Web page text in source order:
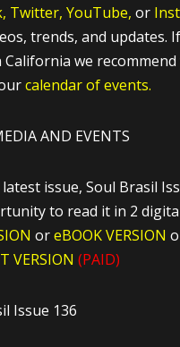
Twitter, YouTube, or
trends, and updates.
we
calendar of events.
AND EVENTS
issue, Soul Brasil
to read it in 2
oreBOOK VERSION
VERSION (PAID)
Issue 136